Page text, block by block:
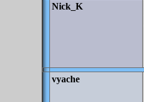
Nick_K
vyache